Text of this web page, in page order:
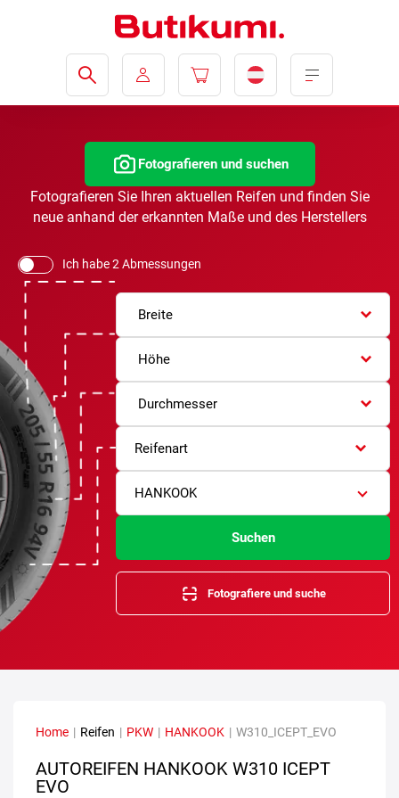
Fotografieren und suchen
Fotografieren Sie Ihren aktuellen Reifen und finden Sie
neue anhand der erkannten Maße und des Herstellers
Ich habe 2 Abmessungen
Breite
Höhe
Durchmesser
Reifenart
HANKOOK
Suchen
Fotografiere und suche
Home | Reifen | PKW | HANKOOK | W310_ICEPT_EVO
AUTOREIFEN HANKOOK W310 ICEPT
EVO